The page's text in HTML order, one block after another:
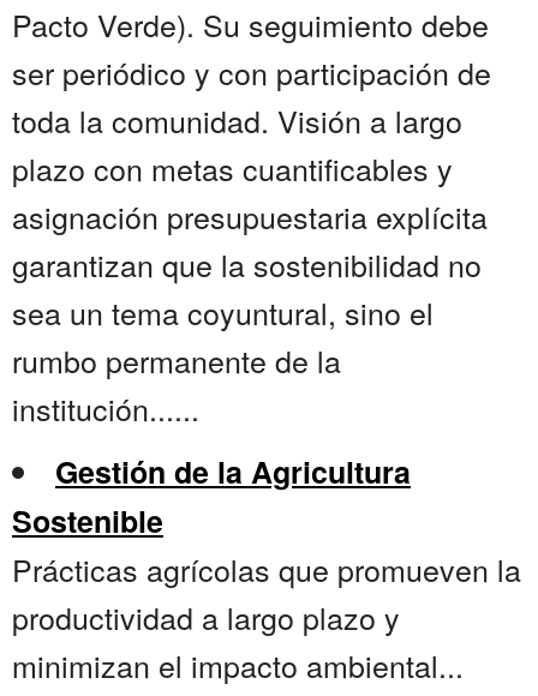
Pacto Verde). Su seguimiento debe
ser periódico y con participación de
toda la comunidad. Visión a largo
plazo con metas cuantificables y
asignación presupuestaria explícita
garantizan que la sostenibilidad no
sea un tema coyuntural, sino el
rumbo permanente de la
institución......
Gestión de la Agricultura
Sostenible
Prácticas agrícolas que promueven la
productividad a largo plazo y
minimizan el impacto ambiental...